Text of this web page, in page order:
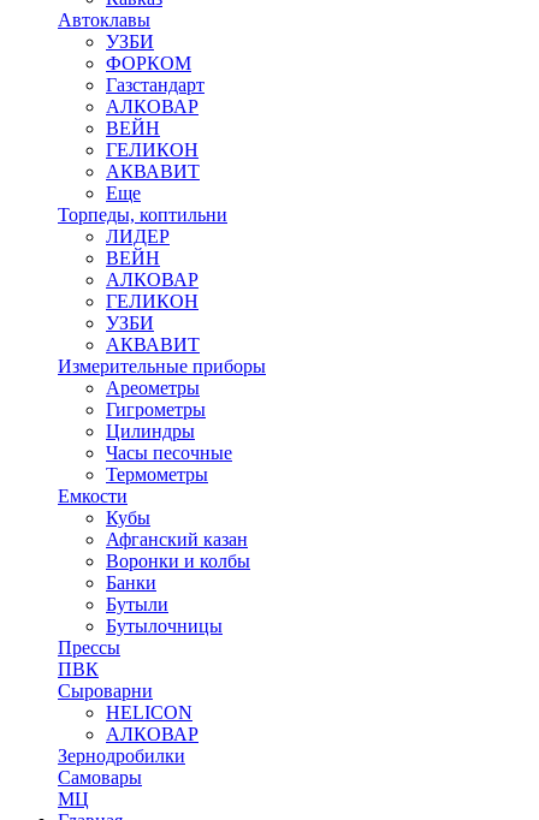
Автоклавы
УЗБИ
ФОРКОМ
Газстандарт
АЛКОВАР
ВЕЙН
ГЕЛИКОН
АКВАВИТ
Еще
Торпеды, коптильни
ЛИДЕР
ВЕЙН
АЛКОВАР
ГЕЛИКОН
УЗБИ
АКВАВИТ
Измерительные приборы
Ареометры
Гигрометры
Цилиндры
Часы песочные
Термометры
Емкости
Кубы
Афганский казан
Воронки и колбы
Банки
Бутыли
Бутылочницы
Прессы
ПВК
Сыроварни
HELICON
АЛКОВАР
Зернодробилки
Самовары
МЦ